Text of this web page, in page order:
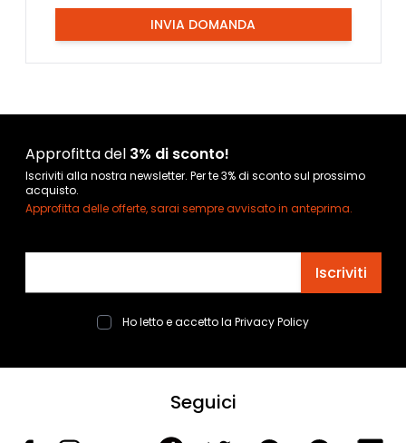
INVIA DOMANDA
Approfitta del 3% di sconto!
Iscriviti alla nostra newsletter. Per te 3% di sconto sul prossimo
acquisto.
Approfitta delle offerte, sarai sempre avvisato in anteprima.
Iscriviti
Ho letto e accetto la Privacy Policy
Seguici